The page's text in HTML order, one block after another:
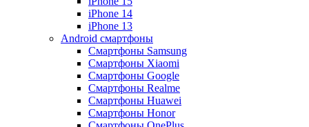
iPhone 14
iPhone 13
Android cмартфоны
Смартфоны Samsung
Смартфоны Xiaomi
Смартфоны Google
Смартфоны Realme
Смартфоны Huawei
Смартфоны Honor